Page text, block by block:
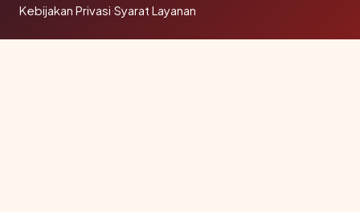
Kebijakan Privasi·Syarat Layanan